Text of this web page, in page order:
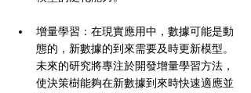
增量學習：在現實應用中，數據可能是動
態的，新數據的到來需要及時更新模型。
未來的研究將專注於開發增量學習方法，
使決策樹能夠在新數據到來時快速適應並